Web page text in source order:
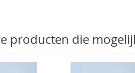
producten die